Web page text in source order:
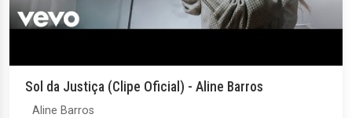
Sol da Justiça (Clipe Oficial) - Aline Barros
Aline Barros